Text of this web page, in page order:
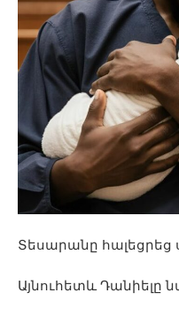
Տեսարանը հալեցրեց
Այնուհետև Դանիելը